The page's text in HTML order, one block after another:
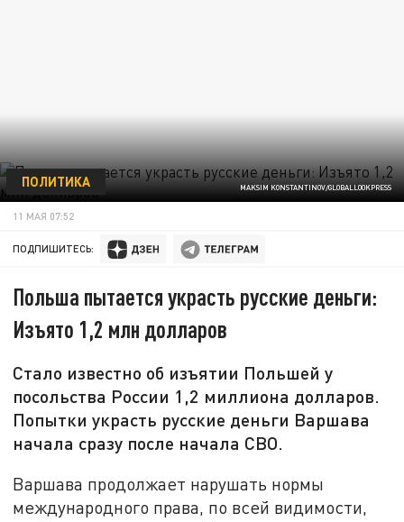
MAKSIM KONSTANTINOV/GLOBALLOOKPRESS
ПОЛИТИКА
11 МАЯ 07:52
ПОДПИШИТЕСЬ:
Польша пытается украсть русские деньги:
Изъято 1,2 млн долларов
Стало известно об изъятии Польшей у
посольства России 1,2 миллиона долларов.
Попытки украсть русские деньги Варшава
начала сразу после начала СВО.
Варшава продолжает нарушать нормы
международного права, по всей видимости,